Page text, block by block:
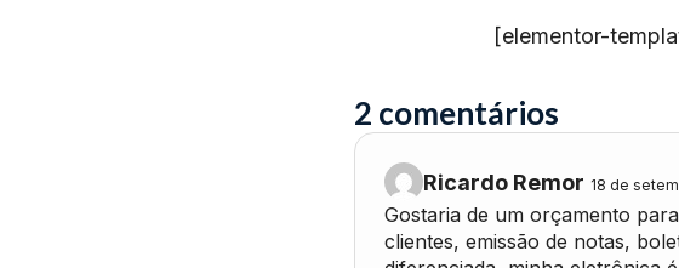
[elementor-
2 comentários
Ricardo Remor 18 de
Gostaria de um orçamento
clientes, emissão de notas,